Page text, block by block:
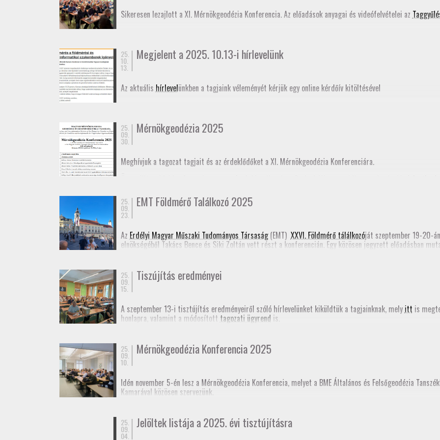
November 27-én azAlaponthálózati tudástár bővítése című szakmai továbbképzés programjában is
elmozdulásának vizsgálatáról.
Sikeresen lezajlott a XI. Mérnökgeodézia Konferencia. Az előadások anyagai és videófelvételei az
25.
10.
13.
Megjelent a 2025. 10.13-i hírlevelünk
Az aktuális hírlevelünkben a tagjaink véleményét kérjük egy online kérdőív kitöltésével
25.
09.
30.
Mérnökgeodézia 2025
Meghívjuk a tagozat tagjait és az érdeklődőket a XI. Mérnökgeodézia Konferenciára.
Meghívó
25.
09.
23.
EMT Földmérő Találkozó 2025
Az Erdélyi Magyar Műszaki Tudományos Társaság(EMT) XXVI. Földmérő tálálkozóját szeptember 19-20-
elnökségéből Takács Bence és Siki Zoltán vett részt a konferencián. Egy közösen jegyzett előadásban
25.
09.
15.
Tiszújítás eredményei
A szeptember 13-i tisztújítás eredményeiről szóló hírlevelünket kiküldtük a tagjainknak, mely itt is
honlapra, valamint a módosított tagozati ügyrend is.
25.
09.
10.
Mérnökgeodézia Konferencia 2025
Idén november 5-én lesz a Mérnökgeodézia Konferencia, melyet a BME Általános és Felsőgeodézia
Kamarával közösen szervezünk.
Várjuk még előadók jelentkezését!
25.
09.
04.
Jelöltek listája a 2025. évi tisztújításra